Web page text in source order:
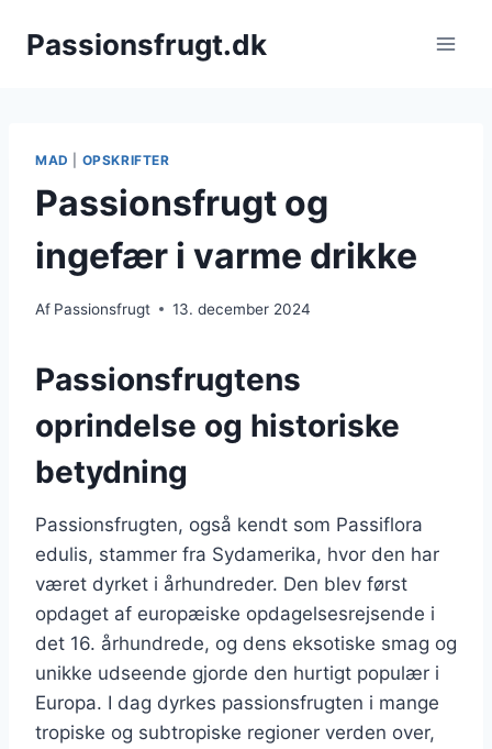
Passionsfrugt.dk
MAD OPSKRIFTER
Passionsfrugt og
ingefær i varme drikke
Af Passionsfrugt 13. december 2024
Passionsfrugtens
oprindelse og historiske
betydning
Passionsfrugten, også kendt som Passiflora
edulis, stammer fra Sydamerika, hvor den har
været dyrket i århundreder. Den blev først
opdaget af europæiske opdagelsesrejsende i
det 16. århundrede, og dens eksotiske smag og
unikke udseende gjorde den hurtigt populær i
Europa. I dag dyrkes passionsfrugten i mange
tropiske og subtropiske regioner verden over,